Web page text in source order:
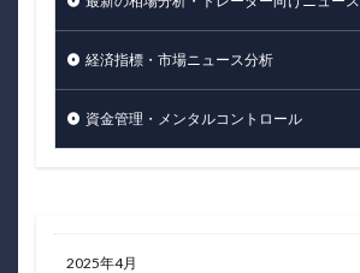
経済指標・市場ニュース分析
資金管理・メンタルコントロール
2025年4月